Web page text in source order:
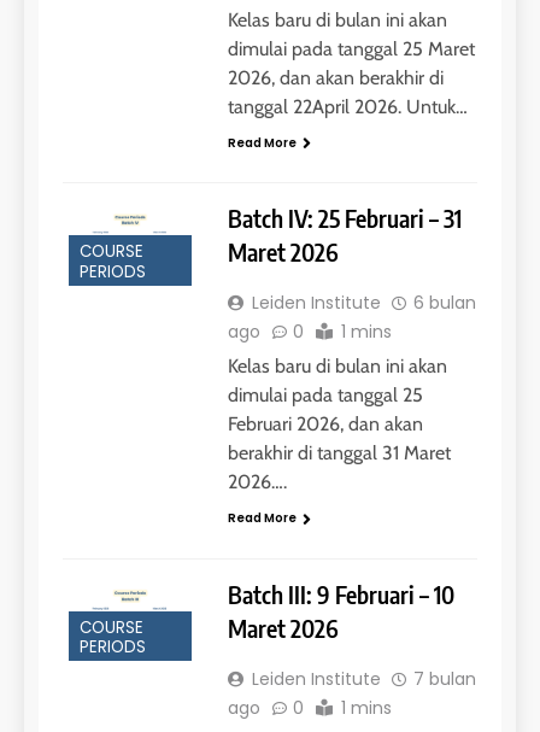
Jadwal Kursus IELTS Online
LEIDEN INSTITUTE
LEIDEN INSTITUTE
Online IELTS Courses
LEIDEN INSTITUTE
ScholarPath by Leiden
Institute
3
LEIDEN INSTITUTE
Batch VII : 31 Maret – 28 April
41
Batch VI : 15 Maret – 13 April
COURSE PERIODS
Kelas baru di bulan ini akan
dimulai pada tanggal 25 Maret
2026, dan akan berakhir di
tanggal 22April 2026. Untuk…
Read More
COURSE
PERIODS
Batch IV: 25 Februari – 31
Maret 2026
Leiden Institute
6 bulan
ago
0 1 mins
Kelas baru di bulan ini akan
dimulai pada tanggal 25
Februari 2026, dan akan
berakhir di tanggal 31 Maret
2026….
Read More
COURSE
PERIODS
Batch III: 9 Februari – 10
Maret 2026
Leiden Institute
7 bulan
ago
0 1 mins